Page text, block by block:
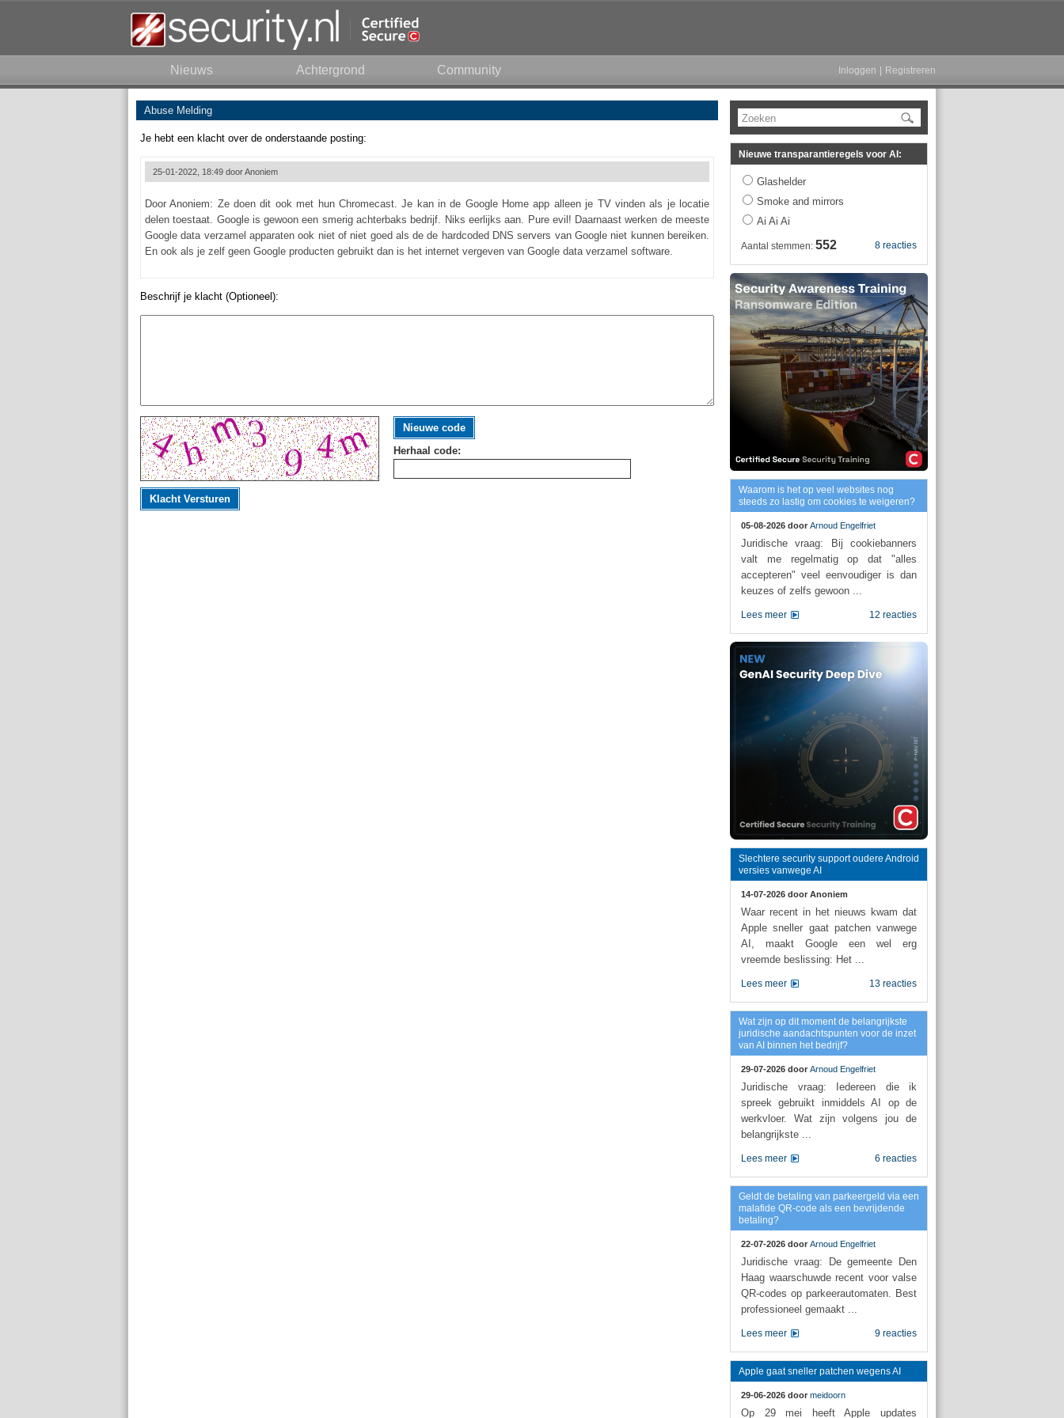
Nieuws Achtergrond Community Inloggen Registreren
Abuse Melding
Je hebt een klacht over de onderstaande posting:
25-01-2022, 18:49 doorAnoniem
Door Anoniem: Ze doen dit ook met hun Chromecast. Je kan in de Google Home app alleen je TV vinden als je locatie
delen toestaat. Google is gewoon een smerig achterbaks bedrijf. Niks eerlijks aan. Pure evil! Daarnaast werken de meeste
Google data verzamel apparaten ook niet of niet goed als de de hardcoded DNS servers van Google niet kunnen bereiken.
En ook als je zelf geen Google producten gebruikt dan is het internet vergeven van Google data verzamel software.
Beschrijf je klacht (Optioneel):
Nieuwe code
Herhaal code:
Klacht Versturen
Zoeken
Nieuwe transparantieregels voor AI:
Glashelder
Smoke and mirrors
Ai Ai Ai
8 reacties
Aantal stemmen: 552
Waarom is het op veel websites nog
steeds zo lastig om cookies te weigeren?
05-08-2026 door Arnoud Engelfriet
Juridische vraag: Bij cookiebanners
valt me regelmatig op dat "alles
accepteren" veel eenvoudiger is dan
keuzes of zelfs gewoon ...
12 reacties
Lees meer
Slechtere security support oudere Android
versies vanwege AI
14-07-2026 door Anoniem
Waar recent in het nieuws kwam dat
Apple sneller gaat patchen vanwege
AI, maakt Google een wel erg
vreemde beslissing: Het ...
13 reacties
Lees meer
Wat zijn op dit moment de belangrijkste
juridische aandachtspunten voor de inzet
van AI binnen het bedrijf?
29-07-2026 door Arnoud Engelfriet
Juridische vraag: Iedereen die ik
spreek gebruikt inmiddels AI op de
werkvloer. Wat zijn volgens jou de
belangrijkste ...
6 reacties
Lees meer
Geldt de betaling van parkeergeld via een
malafide QR-code als een bevrijdende
betaling?
22-07-2026 door Arnoud Engelfriet
Juridische vraag: De gemeente Den
Haag waarschuwde recent voor valse
QR-codes op parkeerautomaten. Best
professioneel gemaakt ...
9 reacties
Lees meer
Apple gaat sneller patchen wegens AI
29-06-2026 door meidoorn
Op 29 mei heeft Apple updates